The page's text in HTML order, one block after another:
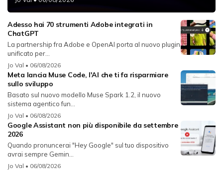
Adesso hai 70 strumenti Adobe integrati in
ChatGPT
La partnership fra Adobe e OpenAI porta al nuovo plugin
unificato per...
Jo Val • 06/08/2026
Meta lancia Muse Code, l'AI che ti fa risparmiare
sullo sviluppo
Basato sul nuovo modello Muse Spark 1.2, il nuovo
sistema agentico fun...
Jo Val • 06/08/2026
Google Assistant non più disponibile da settembre
2026
Quando pronuncerai "Hey Google" sul tuo dispositivo
avrai sempre Gemin...
Jo Val • 06/08/2026